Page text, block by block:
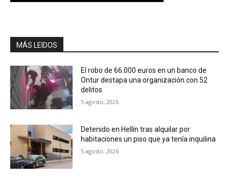
MÁS LEIDOS
El robo de 66.000 euros en un banco de
Ontur destapa una organización con 52
delitos
5 agosto, 2026
Detenido en Hellín tras alquilar por
habitaciones un piso que ya tenía inquilina
5 agosto, 2026